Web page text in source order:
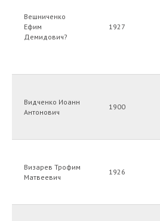
Вешниченко
Ефим
Демидович?
1927
Видченко Иоанн
Антонович
1900
Визарев Трофим
Матвеевич
1926